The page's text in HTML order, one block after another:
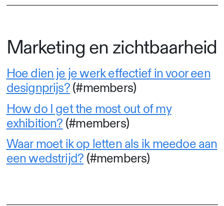
Marketing en zichtbaarheid
Hoe dien je je werk effectief in voor een
designprijs?(#members)
How do I get the most out of my
exhibition? (#members)
Waar moet ik op letten als ik meedoe aan
een wedstrijd? (#members)